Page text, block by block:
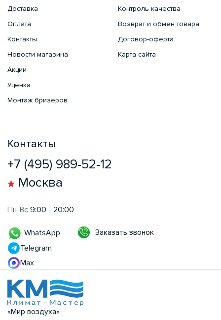
Доставка
Оплата
Контакты
Новости магазина
Акции
Уценка
Монтаж бризеров
Контроль качества
Возврат и обмен товара
Договор-оферта
Карта сайта
Контакты
+7 (495) 989-52-12
Москва
Пн-Вс 9:00 - 20:00
WhatsApp
Telegram
Max
Заказать звонок
«Мир воздуха»